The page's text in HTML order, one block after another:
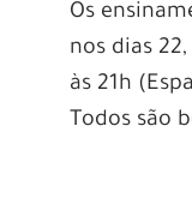
Os
nos dias
às 21h
Todos são